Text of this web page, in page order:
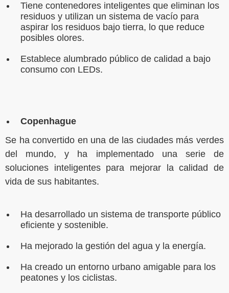
Tiene contenedores inteligentes que eliminan los
residuos y utilizan un sistema de vacío para
aspirar los residuos bajo tierra, lo que reduce
posibles olores.
Establece alumbrado público de calidad a bajo
consumo con LEDs.
Copenhague
Se ha convertido en una de las ciudades más verdes
del mundo, y ha implementado una serie de
soluciones inteligentes para mejorar la calidad de
vida de sus habitantes.
Ha desarrollado un sistema de transporte público
eficiente y sostenible.
Ha mejorado la gestión del agua y la energía.
Ha creado un entorno urbano amigable para los
peatones y los ciclistas.